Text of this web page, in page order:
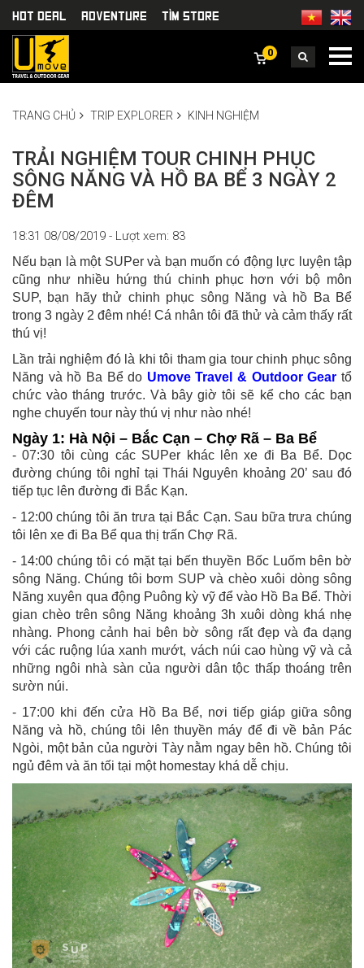
HOT DEAL Adventure TÌm Store
0
TRANG CHỦ TRIP EXPLORER KINH NGHIỆM
TRẢI NGHIỆM TOUR CHINH PHỤC
SÔNG NĂNG VÀ HỒ BA BỂ 3 NGÀY 2
ĐÊM
18:31 08/08/2019 - Lượt xem: 83
Nếu bạn là một SUPer và bạn muốn có động lực luyện tập
cũng như nhiều hứng thú chinh phục hơn với bộ môn
SUP, bạn hãy thử chinh phục sông Năng và hồ Ba Bể
trong 3 ngày 2 đêm nhé! Cá nhân tôi đã thử và cảm thấy rất
thú vị!
Lần trải nghiệm đó là khi tôi tham gia tour chinh phục sông
Năng và hồ Ba Bể do Umove Travel & Outdoor Gear tổ
chức vào tháng trước. Và bây giờ tôi sẽ kể cho các bạn
nghe chuyến tour này thú vị như nào nhé!
Ngày 1: Hà Nội – Bắc Cạn – Chợ Rã – Ba Bể
- 07:30 tôi cùng các SUPer khác lên xe đi Ba Bể. Dọc
đường chúng tôi nghỉ tại Thái Nguyên khoảng 20’ sau đó
tiếp tục lên đường đi Bắc Kạn.
- 12:00 chúng tôi ăn trưa tại Bắc Cạn. Sau bữa trưa chúng
tôi lên xe đi Ba Bể qua thị trấn Chợ Rã.
- 14:00 chúng tôi có mặt tại bến thuyền Bốc Luốm bên bờ
sông Năng. Chúng tôi bơm SUP và chèo xuôi dòng sông
Năng xuyên qua động Puông kỳ vỹ để vào Hồ Ba Bể. Thời
gian chèo trên sông Năng khoảng 3h xuôi dòng khá nhẹ
nhàng. Phong cảnh hai bên bờ sông rất đẹp và đa dạng
với các ruộng lúa xanh mướt, vách núi cao hùng vỹ và cả
những ngôi nhà sàn của người dân tộc thấp thoáng trên
sườn núi.
- 17:00 khi đến cửa Hồ Ba Bể, nơi tiếp giáp giữa sông
Năng và hồ, chúng tôi lên thuyền máy để đi về bản Pác
Ngòi, một bản của người Tày nằm ngay bên hồ. Chúng tôi
ngủ đêm và ăn tối tại một homestay khá dễ chịu.